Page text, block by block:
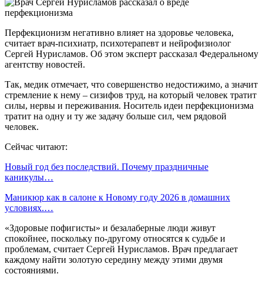
Перфекционизм негативно влияет на здоровье человека,
считает врач-психиатр, психотерапевт и нейрофизиолог
Сергей Нурисламов. Об этом эксперт рассказал Федеральному
агентству новостей.
Так, медик отмечает, что совершенство недостижимо, а значит
стремление к нему – сизифов труд, на который человек тратит
силы, нервы и переживания. Носитель идеи перфекционизма
тратит на одну и ту же задачу больше сил, чем рядовой
человек.
Сейчас читают:
Новый год без последствий. Почему праздничные
каникулы…
Маникюр как в салоне к Новому году 2026 в домашних
условиях.…
«Здоровые пофигисты» и безалаберные люди живут
спокойнее, поскольку по-другому относятся к судьбе и
проблемам, считает Сергей Нурисламов. Врач предлагает
каждому найти золотую середину между этими двумя
состояниями.